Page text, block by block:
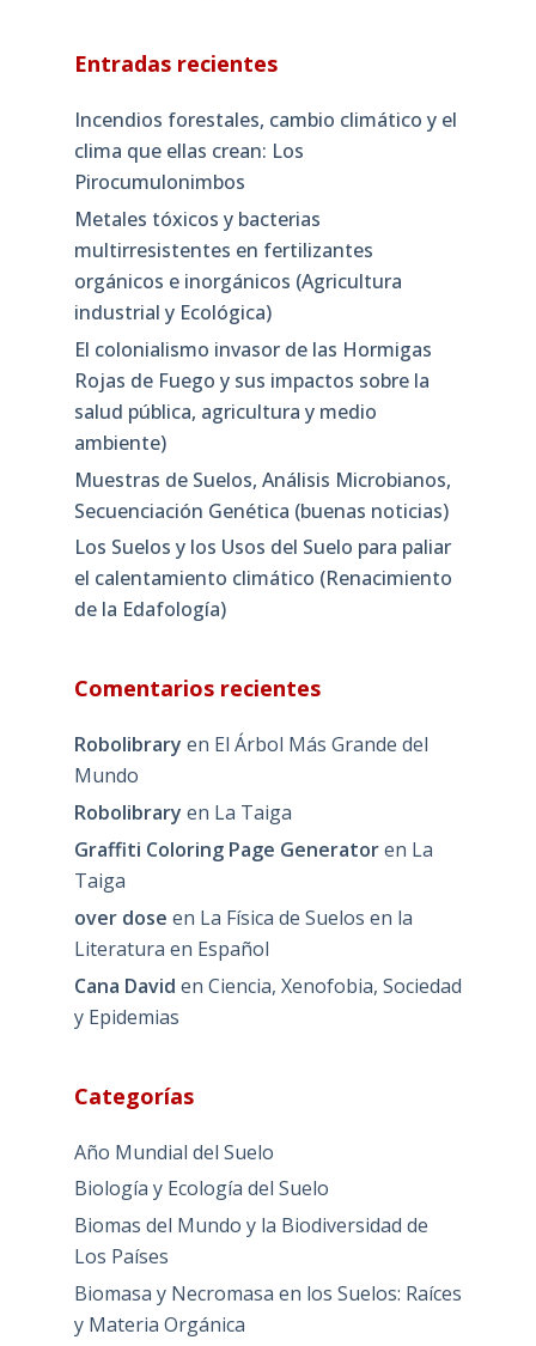
Entradas recientes
Incendios forestales, cambio climático y el
clima que ellas crean: Los
Pirocumulonimbos
Metales tóxicos y bacterias
multirresistentes en fertilizantes
orgánicos e inorgánicos (Agricultura
industrial y Ecológica)
El colonialismo invasor de las Hormigas
Rojas de Fuego y sus impactos sobre la
salud pública, agricultura y medio
ambiente)
Muestras de Suelos, Análisis Microbianos,
Secuenciación Genética (buenas noticias)
Los Suelos y los Usos del Suelo para paliar
el calentamiento climático (Renacimiento
de la Edafología)
Comentarios recientes
Robolibrary en El Árbol Más Grande del
Mundo
Robolibrary en La Taiga
Graffiti Coloring Page Generatoren La
Taiga
over dose en La Física de Suelos en la
Literatura en Español
Cana David en Ciencia, Xenofobia, Sociedad
y Epidemias
Categorías
Año Mundial del Suelo
Biología y Ecología del Suelo
Biomas del Mundo y la Biodiversidad de
Los Países
Biomasa y Necromasa en los Suelos: Raíces
y Materia Orgánica